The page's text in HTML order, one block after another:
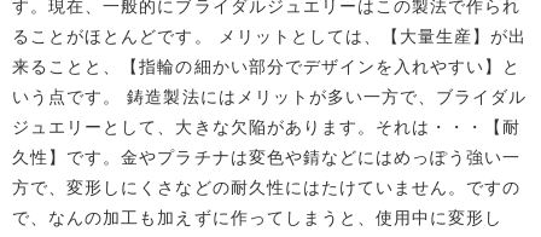
す。現在、一般的にブライダルジュエリーはこの製法で作られ
ることがほとんどです。 メリットとしては、【大量生産】が出
来ることと、【指輪の細かい部分でデザインを入れやすい】と
いう点です。 鋳造製法にはメリットが多い一方で、ブライダル
ジュエリーとして、大きな欠陥があります。それは・・・【耐
久性】です。金やプラチナは変色や錆などにはめっぽう強い一
方で、変形しにくさなどの耐久性にはたけていません。ですの
で、なんの加工も加えずに作ってしまうと、使用中に変形し